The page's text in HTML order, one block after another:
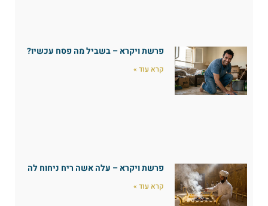
פרשת ויקרא – בשביל מה פסח עכשיו?
קרא עוד »
פרשת ויקרא – עלה אשה ריח ניחוח לה
קרא עוד »